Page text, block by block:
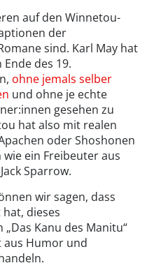
auf den Winnetou-
der
sind. Karl May hat
des 19.
ohne jemals selber
und ohne je echte
gesehen zu
hat also mit realen
oder Shoshonen
ein Freibeuter aus
Sparrow.
wir sagen, dass
dieses
Kanu des Manitu“
aus Humor und